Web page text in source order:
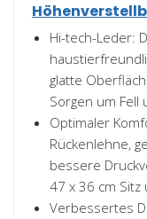
Hi-tech-Leder:
glatte
Sorgen um Fell
Optimaler
Rückenlehne,
bessere
47 x 36 cm Sitz
Verbessertes